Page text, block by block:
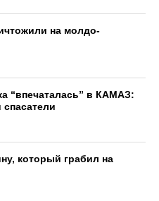
на молдо-
“впечаталась” в КАМАЗ:
который грабил на